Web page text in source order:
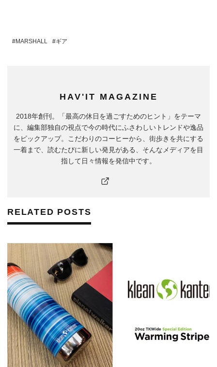
MARSHALL ギア
HAV'IT MAGAZINE
2018年創刊。「最高の休日を過ごすためのヒント」をテーマ
に、編集部独自の視点で今の時代にふさわしいトレンドや逸品
をピックアップ。こだわりのコーヒーから、街歩きを共にする
一着まで、読むたびに新しい発見がある、そんなメディアを目
指して日々情報を発信中です。
RELATED POSTS